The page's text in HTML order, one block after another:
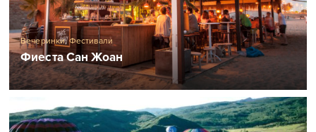
Вечеринки,Фестивали
Фиеста Сан Жоан